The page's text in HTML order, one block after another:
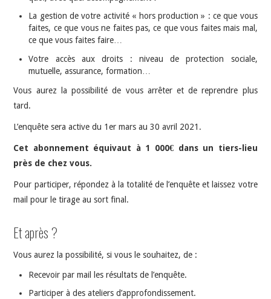
La gestion de votre activité « hors production » : ce que vous
faites, ce que vous ne faites pas, ce que vous faites mais mal,
ce que vous faites faire…
Votre accès aux droits : niveau de protection sociale,
mutuelle, assurance, formation…
Vous aurez la possibilité de vous arrêter et de reprendre plus
tard.
L’enquête sera active du 1er mars au 30 avril 2021.
Cet abonnement équivaut à 1 000€ dans un tiers-lieu
près de chez vous.
Pour participer, répondez à la totalité de l’enquête et laissez votre
mail pour le tirage au sort final.
Et après ?
Vous aurez la possibilité, si vous le souhaitez, de :
Recevoir par mail les résultats de l’enquête.
Participer à des ateliers d’approfondissement.